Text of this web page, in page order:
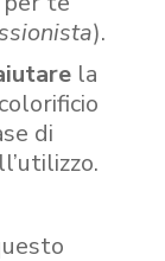
).
la
di